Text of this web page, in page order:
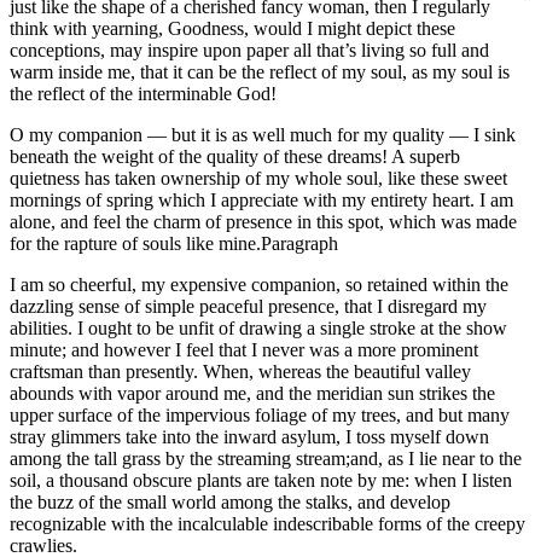
just like the shape of a cherished fancy woman, then I regularly
think with yearning, Goodness, would I might depict these
conceptions, may inspire upon paper all that’s living so full and
warm inside me, that it can be the reflect of my soul, as my soul is
the reflect of the interminable God!
O my companion — but it is as well much for my quality — I sink
beneath the weight of the quality of these dreams! A superb
quietness has taken ownership of my whole soul, like these sweet
mornings of spring which I appreciate with my entirety heart. I am
alone, and feel the charm of presence in this spot, which was made
for the rapture of souls like mine.Paragraph
I am so cheerful, my expensive companion, so retained within the
dazzling sense of simple peaceful presence, that I disregard my
abilities. I ought to be unfit of drawing a single stroke at the show
minute; and however I feel that I never was a more prominent
craftsman than presently. When, whereas the beautiful valley
abounds with vapor around me, and the meridian sun strikes the
upper surface of the impervious foliage of my trees, and but many
stray glimmers take into the inward asylum, I toss myself down
among the tall grass by the streaming stream;and, as I lie near to the
soil, a thousand obscure plants are taken note by me: when I listen
the buzz of the small world among the stalks, and develop
recognizable with the incalculable indescribable forms of the creepy
crawlies.